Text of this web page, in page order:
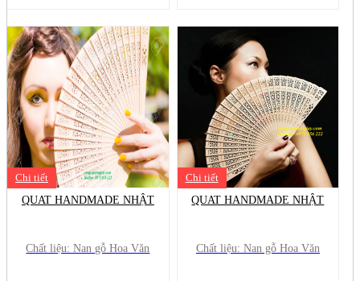
Chi tiết
QUAT HANDMADE NHẬT
Chất liệu: Nan gỗ Hoa Văn
Chi tiết
QUAT HANDMADE NHẬT
Chất liệu: Nan gỗ Hoa Văn